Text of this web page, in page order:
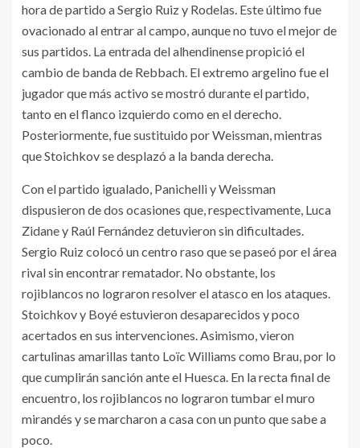
hora de partido a Sergio Ruiz y Rodelas. Este último fue
ovacionado al entrar al campo, aunque no tuvo el mejor de
sus partidos. La entrada del alhendinense propició el
cambio de banda de Rebbach. El extremo argelino fue el
jugador que más activo se mostró durante el partido,
tanto en el flanco izquierdo como en el derecho.
Posteriormente, fue sustituido por Weissman, mientras
que Stoichkov se desplazó a la banda derecha.
Con el partido igualado, Panichelli y Weissman
dispusieron de dos ocasiones que, respectivamente, Luca
Zidane y Raúl Fernández detuvieron sin dificultades.
Sergio Ruiz colocó un centro raso que se paseó por el área
rival sin encontrar rematador. No obstante, los
rojiblancos no lograron resolver el atasco en los ataques.
Stoichkov y Boyé estuvieron desaparecidos y poco
acertados en sus intervenciones. Asimismo, vieron
cartulinas amarillas tanto Loïc Williams como Brau, por lo
que cumplirán sanción ante el Huesca. En la recta final de
encuentro, los rojiblancos no lograron tumbar el muro
mirandés y se marcharon a casa con un punto que sabe a
poco.